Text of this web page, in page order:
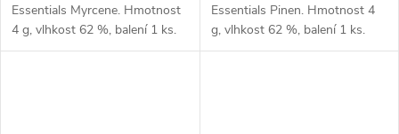
Essentials Myrcene. Hmotnost
4 g, vlhkost 62 %, balení 1 ks.
Essentials Pinen. Hmotnost 4
g, vlhkost 62 %, balení 1 ks.